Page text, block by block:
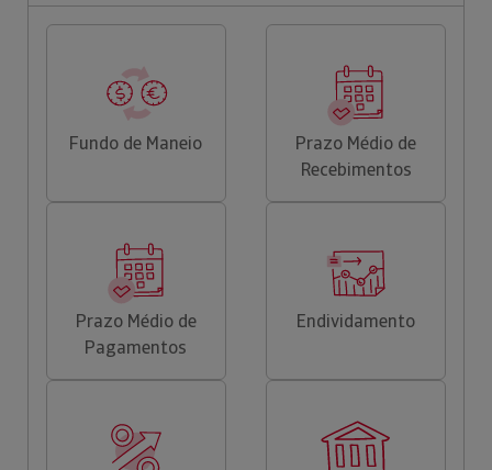
Fundo de Maneio
Prazo Médio de
Recebimentos
Prazo Médio de
Pagamentos
Endividamento